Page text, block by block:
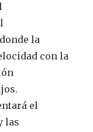
la
con la
el
las